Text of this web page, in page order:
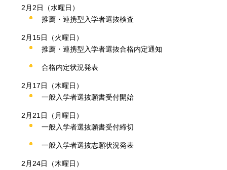
2月2日（水曜日）
推薦・連携型入学者選抜検査
2月15日（火曜日）
推薦・連携型入学者選抜合格内定通知
合格内定状況発表
2月17日（木曜日）
一般入学者選抜願書受付開始
2月21日（月曜日）
一般入学者選抜願書受付締切
一般入学者選抜志願状況発表
2月24日（木曜日）